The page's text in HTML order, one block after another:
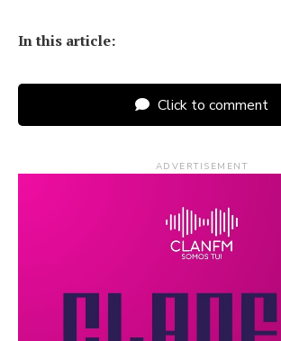
In this article:
Click to comment
ADVERTISEMENT